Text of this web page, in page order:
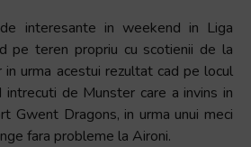
interesante in weekend in Liga
pe teren propriu cu scotienii de la
in urma acestui rezultat cad pe locul
de Munster care a invins in
Gwent Dragons, in urma unui meci
fara probleme la Aironi.